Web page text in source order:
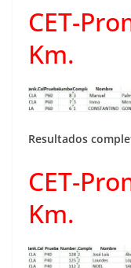
CET-
Km.
Resultados
CET-
Km.